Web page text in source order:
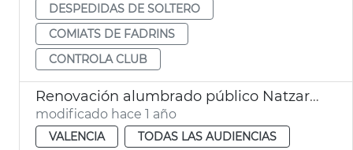
DESPEDIDAS DE SOLTERO
COMIATS DE FADRINS
CONTROLA CLUB
Renovación alumbrado público Natzaret
modificado hace 1 año
VALENCIA
TODAS LAS AUDIENCIAS